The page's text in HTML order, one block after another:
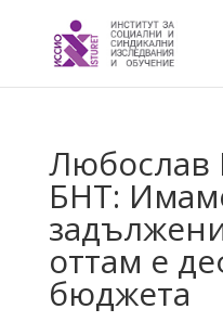
Любослав
БНТ:
оттам е
бюджета